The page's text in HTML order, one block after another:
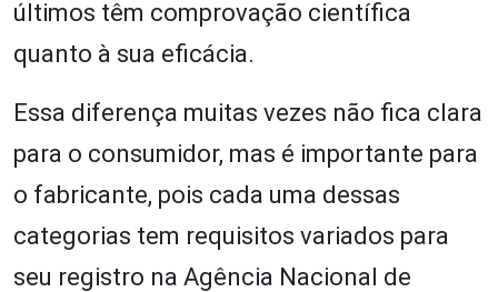
últimos têm comprovação científica
quanto à sua eficácia.
Essa diferença muitas vezes não fica clara
para o consumidor, mas é importante para
o fabricante, pois cada uma dessas
categorias tem requisitos variados para
seu registro na Agência Nacional de